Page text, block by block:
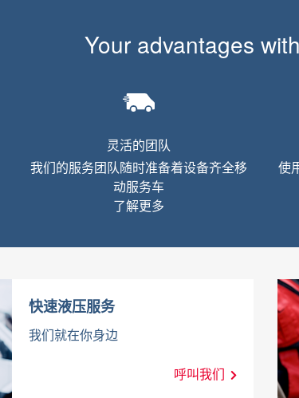
Your advantages with
灵活的团队
我们的服务团队随时准备着设备齐全移
动服务车
了解更多
使
快速液压服务
我们就在你身边
呼叫我们